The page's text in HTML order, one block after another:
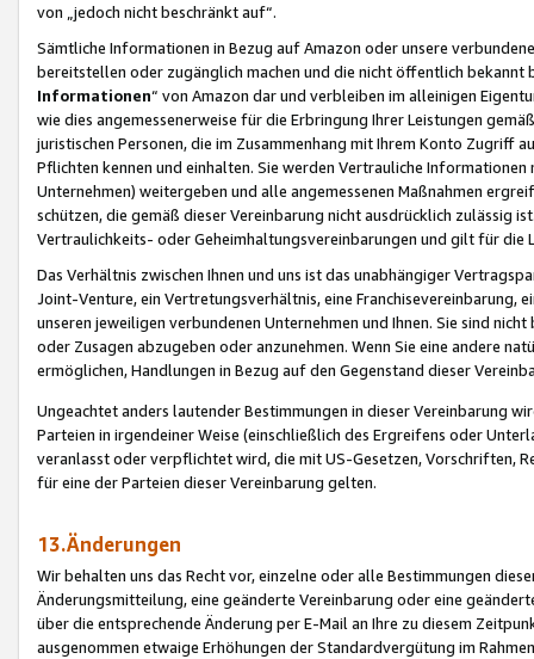
von „jedoch nicht beschränkt auf“.
Sämtliche Informationen in Bezug auf Amazon oder unsere
bereitstellen oder zugänglich machen und die nicht öffentlich
Informationen“ von Amazon dar und verbleiben im alleinigen
wie dies angemessenerweise für die Erbringung Ihrer Leistungen
juristischen Personen, die im Zusammenhang mit Ihrem Konto
Pflichten kennen und einhalten. Sie werden Vertrauliche
Unternehmen) weitergeben und alle angemessenen Maßnahmen
schützen, die gemäß dieser Vereinbarung nicht ausdrücklich zulässig
Vertraulichkeits- oder Geheimhaltungsvereinbarungen und gilt für die
Das Verhältnis zwischen Ihnen und uns ist das unabhängiger
Joint-Venture, ein Vertretungsverhältnis, eine Franchisevereinbarung,
unseren jeweiligen verbundenen Unternehmen und Ihnen. Sie sind
oder Zusagen abzugeben oder anzunehmen. Wenn Sie eine andere
ermöglichen, Handlungen in Bezug auf den Gegenstand dieser
Ungeachtet anders lautender Bestimmungen in dieser Vereinbarung
Parteien in irgendeiner Weise (einschließlich des Ergreifens oder
veranlasst oder verpflichtet wird, die mit US-Gesetzen, Vorschriften,
für eine der Parteien dieser Vereinbarung gelten.
13.Änderungen
Wir behalten uns das Recht vor, einzelne oder alle Bestimmungen
Änderungsmitteilung, eine geänderte Vereinbarung oder eine
über die entsprechende Änderung per E-Mail an Ihre zu diesem
ausgenommen etwaige Erhöhungen der Standardvergütung im